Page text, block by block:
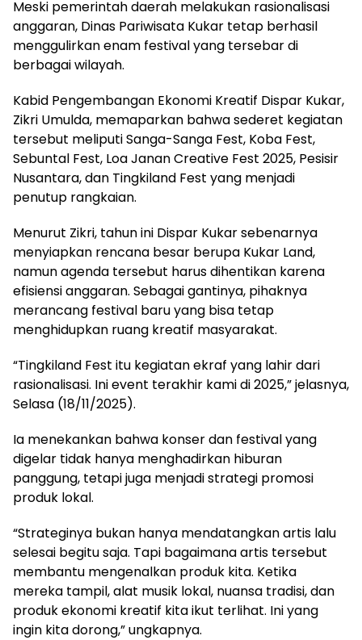
Meski pemerintah daerah melakukan rasionalisasi
anggaran, Dinas Pariwisata Kukar tetap berhasil
menggulirkan enam festival yang tersebar di
berbagai wilayah.
Kabid Pengembangan Ekonomi Kreatif Dispar Kukar,
Zikri Umulda, memaparkan bahwa sederet kegiatan
tersebut meliputi Sanga-Sanga Fest, Koba Fest,
Sebuntal Fest, Loa Janan Creative Fest 2025, Pesisir
Nusantara, dan Tingkiland Fest yang menjadi
penutup rangkaian.
Menurut Zikri, tahun ini Dispar Kukar sebenarnya
menyiapkan rencana besar berupa Kukar Land,
namun agenda tersebut harus dihentikan karena
efisiensi anggaran. Sebagai gantinya, pihaknya
merancang festival baru yang bisa tetap
menghidupkan ruang kreatif masyarakat.
“Tingkiland Fest itu kegiatan ekraf yang lahir dari
rasionalisasi. Ini event terakhir kami di 2025,” jelasnya,
Selasa (18/11/2025).
Ia menekankan bahwa konser dan festival yang
digelar tidak hanya menghadirkan hiburan
panggung, tetapi juga menjadi strategi promosi
produk lokal.
“Strateginya bukan hanya mendatangkan artis lalu
selesai begitu saja. Tapi bagaimana artis tersebut
membantu mengenalkan produk kita. Ketika
mereka tampil, alat musik lokal, nuansa tradisi, dan
produk ekonomi kreatif kita ikut terlihat. Ini yang
ingin kita dorong,” ungkapnya.